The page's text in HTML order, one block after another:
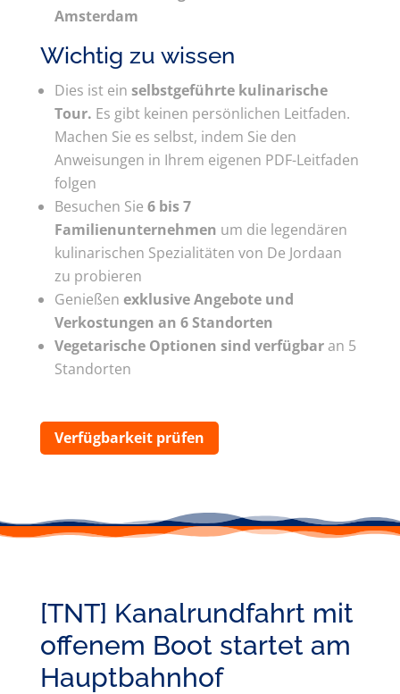
Amsterdam
Wichtig zu wissen
Dies ist ein selbstgeführte kulinarische
Tour. Es gibt keinen persönlichen Leitfaden.
Machen Sie es selbst, indem Sie den
Anweisungen in Ihrem eigenen PDF-Leitfaden
folgen
Besuchen Sie 6 bis 7
Familienunternehmen um die legendären
kulinarischen Spezialitäten von De Jordaan
zu probieren
Genießen exklusive Angebote und
Verkostungen an 6 Standorten
Vegetarische Optionen sind verfügbaran 5
Standorten
Verfügbarkeit prüfen
[TNT] Kanalrundfahrt mit
offenem Boot startet am
Hauptbahnhof